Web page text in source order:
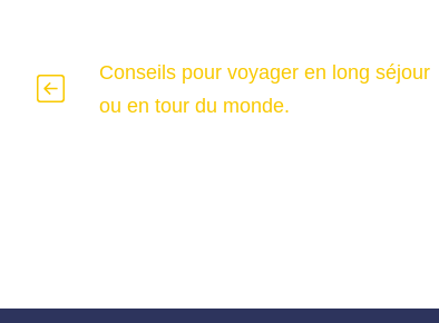
Conseils pour voyager en long séjour
ou en tour du monde.